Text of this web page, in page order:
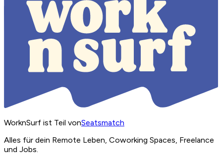
WorknSurf ist Teil vonSeatsmatch
Alles für dein Remote Leben, Coworking Spaces, Freelance
und Jobs.